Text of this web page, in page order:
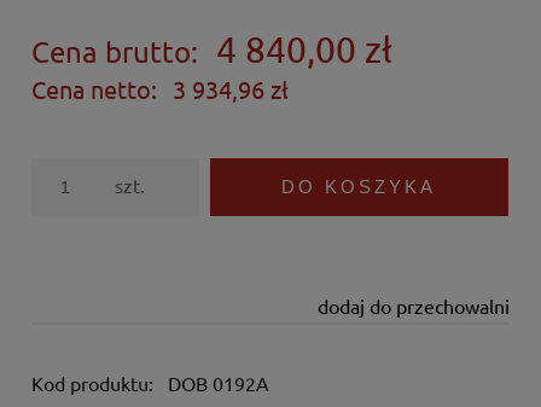
Cena brutto: 4 840,00 zł
Cena netto: 3 934,96 zł
szt. DO KOSZYKA
dodaj do przechowalni
Kod produktu: DOB 0192A